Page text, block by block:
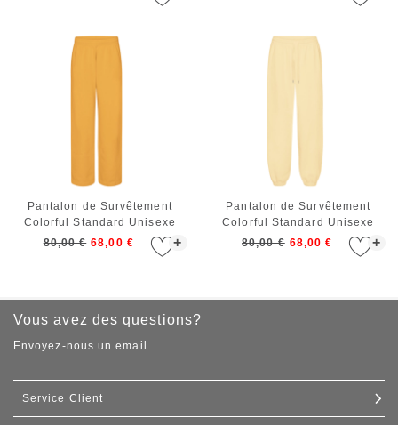
+
Pantalon de Survêtement
Colorful Standard Unisexe
Organic Straight Leg
Sweatpants Burned Yellow
80,00 € 68,00 € +
Pantalon de Survêtement
Colorful Standard Unisexe
Organic Relaxed Sweatpants
80,00 € 68,00 €
Vous avez des questions?
Envoyez-nous un email
Service Client